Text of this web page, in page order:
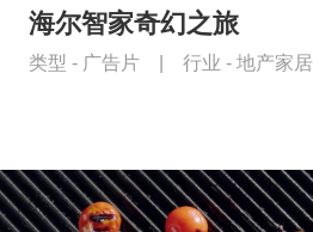
海尔智家奇幻之旅
类型 - 广告片 行业 - 地产家居